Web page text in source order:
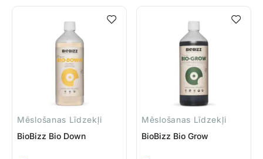
Mēslošanas Līdzekļi
BioBizz Bio Down
Mēslošanas Līdzekļi
BioBizz Bio Grow